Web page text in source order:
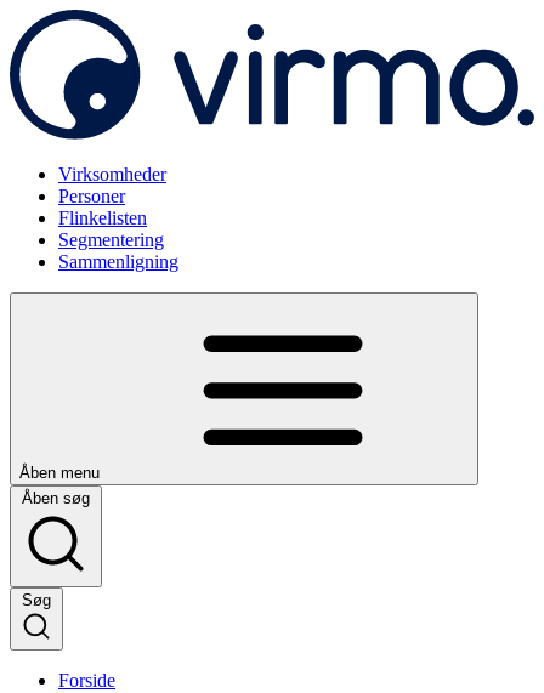
Virksomheder
Personer
Flinkelisten
Segmentering
Sammenligning
Åben menu
Åben søg
Søg
Forside